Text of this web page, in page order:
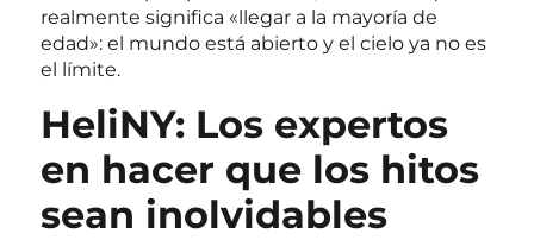
realmente significa «llegar a la mayoría de
edad»: el mundo está abierto y el cielo ya no es
el límite.
HeliNY: Los expertos
en hacer que los hitos
sean inolvidables